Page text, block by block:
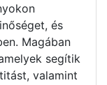
és
Magában
segítik
valamint